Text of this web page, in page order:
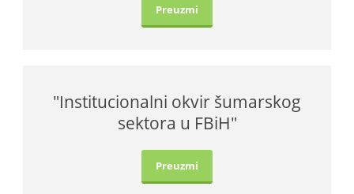
Preuzmi
"Institucionalni okvir šumarskog
sektora u FBiH"
Preuzmi